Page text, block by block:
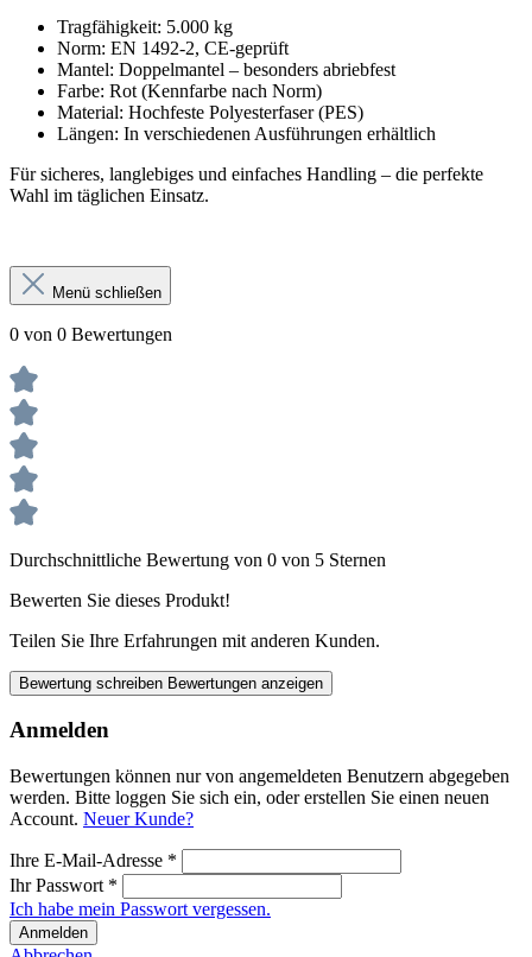
Tragfähigkeit: 5.000 kg
Norm: EN 1492-2, CE-geprüft
Mantel: Doppelmantel – besonders abriebfest
Farbe: Rot (Kennfarbe nach Norm)
Material: Hochfeste Polyesterfaser (PES)
Längen: In verschiedenen Ausführungen erhältlich
Für sicheres, langlebiges und einfaches Handling – die perfekte
Wahl im täglichen Einsatz.
Menü schließen
0 von 0 Bewertungen
Durchschnittliche Bewertung von 0 von 5 Sternen
Bewerten Sie dieses Produkt!
Teilen Sie Ihre Erfahrungen mit anderen Kunden.
Bewertung schreiben Bewertungen anzeigen
Anmelden
Bewertungen können nur von angemeldeten Benutzern abgegeben
werden. Bitte loggen Sie sich ein, oder erstellen Sie einen neuen
Account. Neuer Kunde?
Ihre E-Mail-Adresse *
Ihr Passwort *
Ich habe mein Passwort vergessen.
Anmelden